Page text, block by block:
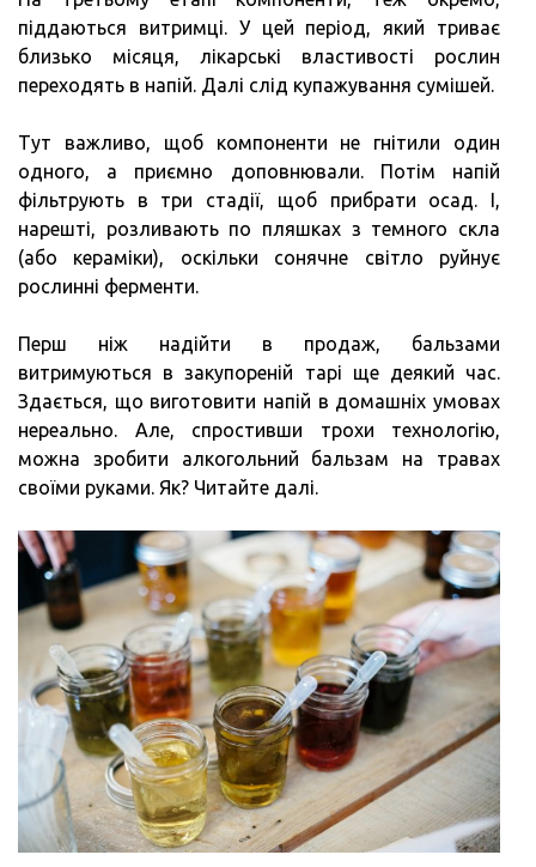
піддаються витримці. У цей період, який триває
близько місяця, лікарські властивості рослин
переходять в напій. Далі слід купажування сумішей.
Тут важливо, щоб компоненти не гнітили один
одного, а приємно доповнювали. Потім напій
фільтрують в три стадії, щоб прибрати осад. І,
нарешті, розливають по пляшках з темного скла
(або кераміки), оскільки сонячне світло руйнує
рослинні ферменти.
Перш ніж надійти в продаж, бальзами
витримуються в закупореній тарі ще деякий час.
Здається, що виготовити напій в домашніх умовах
нереально. Але, спростивши трохи технологію,
можна зробити алкогольний бальзам на травах
своїми руками. Як? Читайте далі.